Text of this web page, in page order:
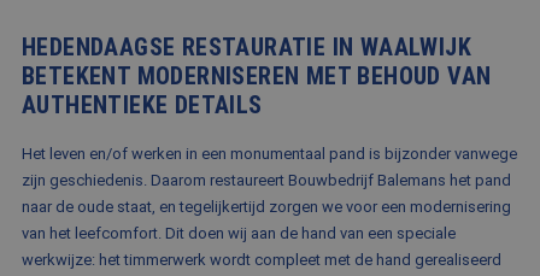
HEDENDAAGSE RESTAURATIE IN WAALWIJK
BETEKENT MODERNISEREN MET BEHOUD VAN
AUTHENTIEKE DETAILS
Het leven en/of werken in een monumentaal pand is bijzonder vanwege
zijn geschiedenis. Daarom restaureert Bouwbedrijf Balemans het pand
naar de oude staat, en tegelijkertijd zorgen we voor een modernisering
van het leefcomfort. Dit doen wij aan de hand van een speciale
werkwijze: het timmerwerk wordt compleet met de hand gerealiseerd